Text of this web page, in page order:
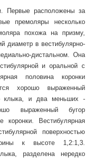
Первые расположены за
премоляры несколько
похожа на призму,
диаметр в вестибулярно-
дистальном. Она
и оральной с
половина коронки
хорошо выраженный
клыка, и два меньших -
выраженный бугор
коронки. Вестибулярная
поверхностью
к высоте 1,2:1,3.
разделена нередко